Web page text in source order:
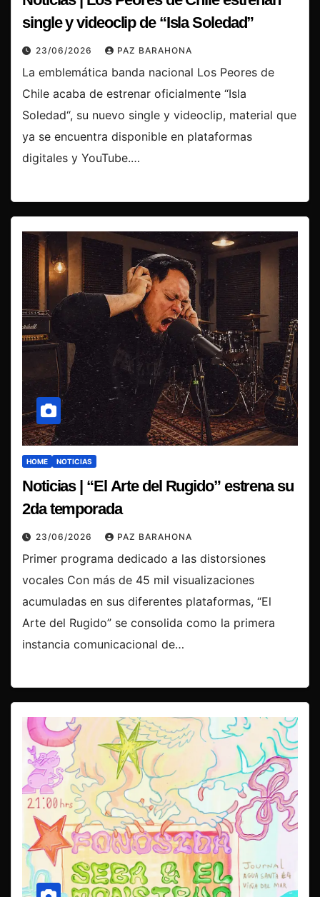
single y videoclip de “Isla Soledad”
23/06/2026 PAZ BARAHONA
La emblemática banda nacional Los Peores de
Chile acaba de estrenar oficialmente “Isla
Soledad“, su nuevo single y videoclip, material que
ya se encuentra disponible en plataformas
digitales y YouTube.…
HOME NOTICIAS
Noticias | “El Arte del Rugido” estrena su
2da temporada
23/06/2026 PAZ BARAHONA
Primer programa dedicado a las distorsiones
vocales Con más de 45 mil visualizaciones
acumuladas en sus diferentes plataformas, “El
Arte del Rugido” se consolida como la primera
instancia comunicacional de…